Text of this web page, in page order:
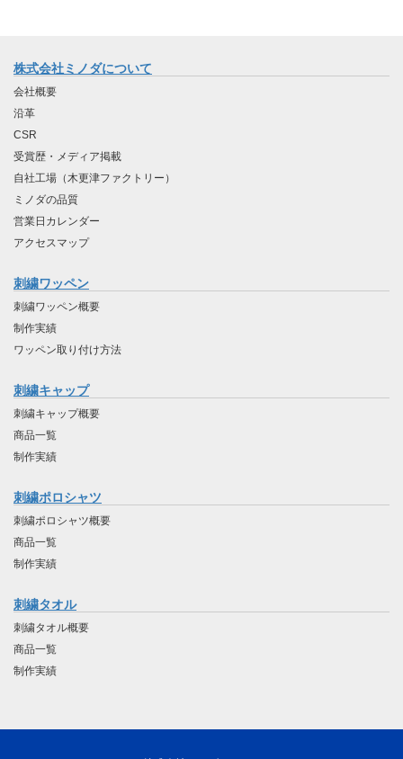
株式会社ミノダについて
会社概要
沿革
CSR
受賞歴・メディア掲載
自社工場（木更津ファクトリー）
ミノダの品質
営業日カレンダー
アクセスマップ
刺繍ワッペン
刺繍ワッペン概要
制作実績
ワッペン取り付け方法
刺繍キャップ
刺繍キャップ概要
商品一覧
制作実績
刺繍ポロシャツ
刺繍ポロシャツ概要
商品一覧
制作実績
刺繍タオル
刺繍タオル概要
商品一覧
制作実績